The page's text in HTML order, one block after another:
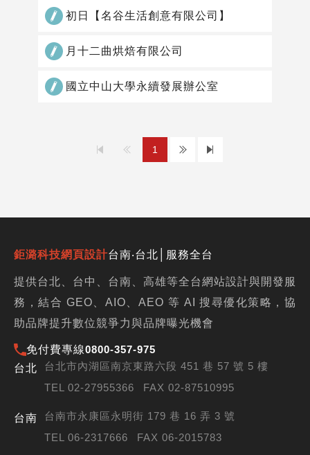
初日【名谷生活創意有限公司】
月十二曲烘焙有限公司
國立中山大學永續發展辦公室
上 1 下
鉅潞科技網頁設計台南‧台北│服務全台
提供台北、台中、台南、高雄等全台網站設計與開發服
務，結合 GEO、AIO、AEO 等 AI 搜尋優化策略，協
助品牌提升數位競爭力與品牌曝光機會
免付費專線0800-357-975
台北
台北市內湖區南京東路六段 451 巷 57 號 5 樓
TEL 02-27955366
FAX 02-87510995
台南
台南市永康區永明街 179 巷 16 弄 3 號
TEL 06-2317666
FAX 06-2015783